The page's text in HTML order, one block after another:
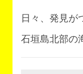
日々、発見が
石垣島北部の